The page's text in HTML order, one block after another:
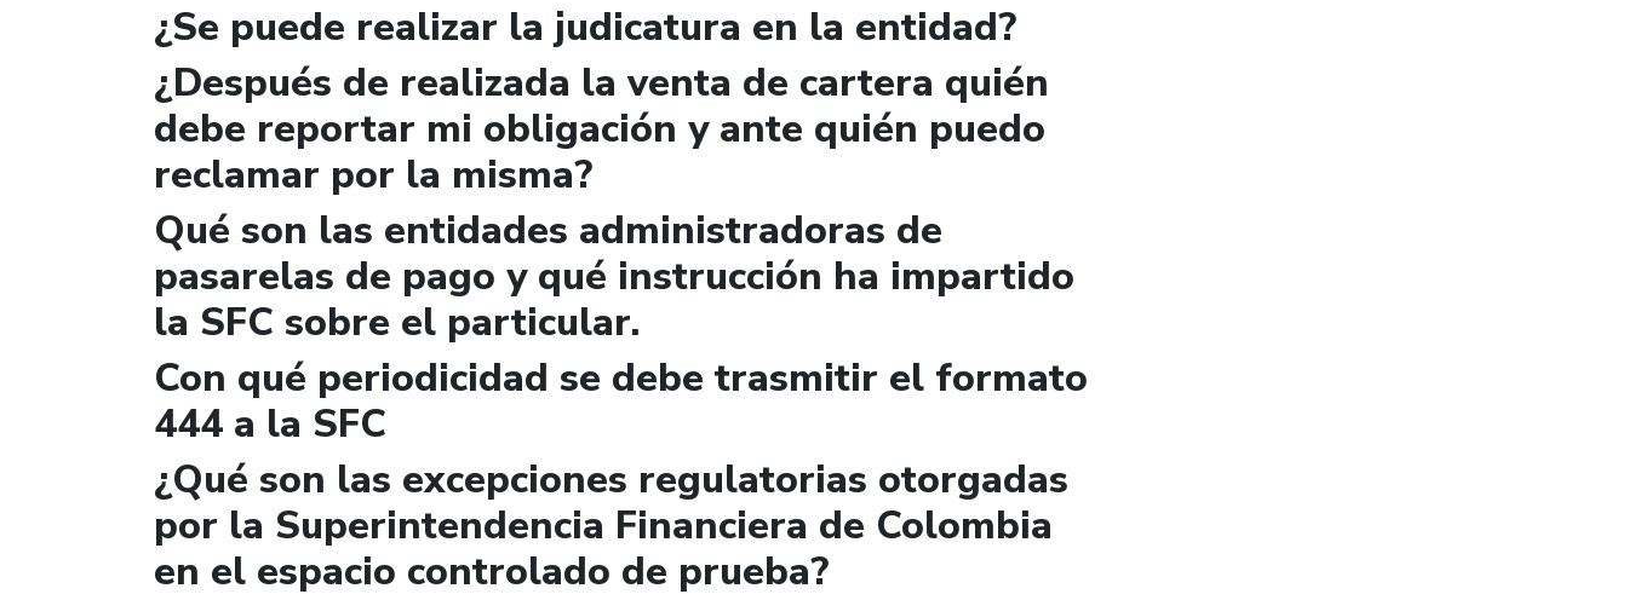
¿Se puede realizar la judicatura en la entidad?
¿Después de realizada la venta de cartera quién
debe reportar mi obligación y ante quién puedo
reclamar por la misma?
Qué son las entidades administradoras de
pasarelas de pago y qué instrucción ha impartido
la SFC sobre el particular.
Con qué periodicidad se debe trasmitir el formato
444 a la SFC
¿Qué son las excepciones regulatorias otorgadas
por la Superintendencia Financiera de Colombia
en el espacio controlado de prueba?